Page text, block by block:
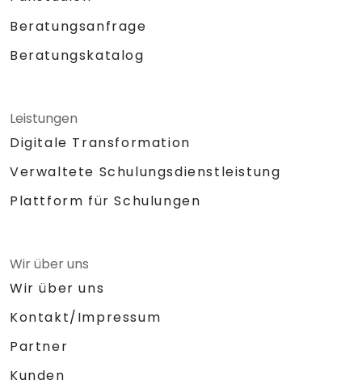
Beratungsanfrage
Beratungskatalog
Leistungen
Digitale Transformation
Verwaltete Schulungsdienstleistung
Plattform für Schulungen
Wir über uns
Wir über uns
Kontakt/Impressum
Partner
Kunden